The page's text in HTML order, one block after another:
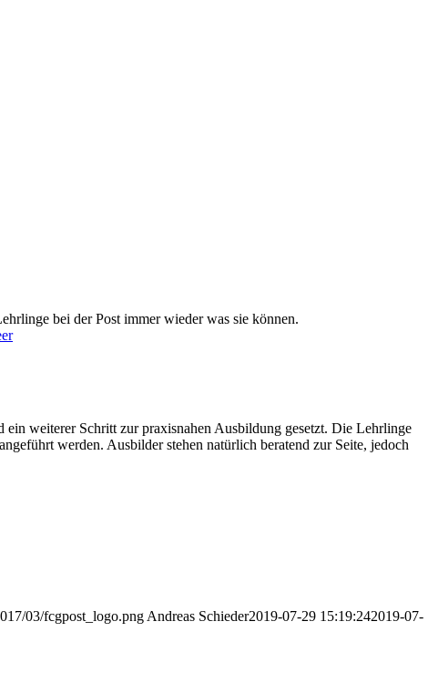
bei der Post immer wieder was sie können.
weiterer Schritt zur praxisnahen Ausbildung gesetzt. Die Lehrlinge
werden. Ausbilder stehen natürlich beratend zur Seite, jedoch
03/fcgpost_logo.png Andreas Schieder2019-07-29 15:19:242019-07-